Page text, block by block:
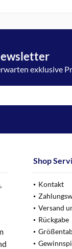
exklusive
Shop
Kontakt
Versand
Rückgabe